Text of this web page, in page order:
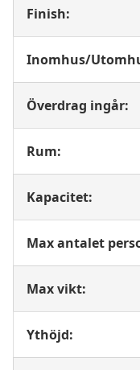
Finish:
Inomhus/
Överdrag ingår:
Rum:
Kapacitet:
Max antalet
Max vikt:
Ythöjd: